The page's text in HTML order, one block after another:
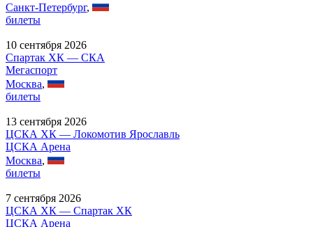
Санкт-Петербург,
билеты
10 сентября 2026
Спартак ХК — СКА
Мегаспорт
Москва,
билеты
13 сентября 2026
ЦСКА ХК — Локомотив Ярославль
ЦСКА Арена
Москва,
билеты
7 сентября 2026
ЦСКА ХК — Спартак ХК
ЦСКА Арена